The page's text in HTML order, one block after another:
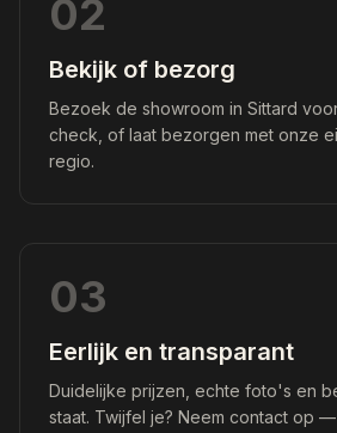
02
Bekijk of bezorg
Bezoek de showroom in Sittard
check, of laat bezorgen met onze
regio.
03
Eerlijk en transparant
Duidelijke prijzen, echte foto's en
staat. Twijfel je? Neem contact op